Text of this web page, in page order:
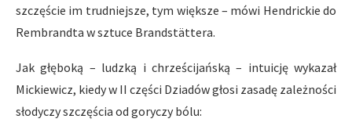
szczęście im trudniejsze, tym większe – mówi Hendrickie do
Rembrandta w sztuce Brandstättera.
Jak głęboką – ludzką i chrześcijańską – intuicję wykazał
Mickiewicz, kiedy w II części Dziadów głosi zasadę zależności
słodyczy szczęścia od goryczy bólu: